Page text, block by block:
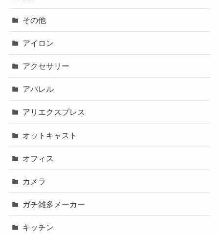
その他
アイロン
アクセサリー
アパレル
アリエクスプレス
オットキャスト
オフィス
カメラ
ガチ雑多メーカー
キッチン